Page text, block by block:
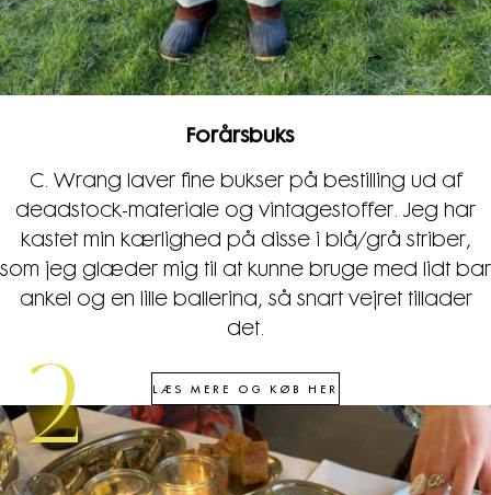
Forårsbuks
C. Wrang laver fine bukser på bestilling ud af
deadstock-materiale og vintagestoffer. Jeg har
kastet min kærlighed på disse i blå/grå striber,
som jeg glæder mig til at kunne bruge med lidt bar
ankel og en lille ballerina, så snart vejret tillader
det.
LÆS MERE OG KØB HER
2